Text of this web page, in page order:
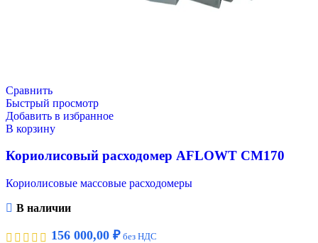
Сравнить
Быстрый просмотр
Добавить в избранное
В корзину
Кориолисовый расходомер AFLOWT CM170
Кориолисовые массовые расходомеры
В наличии
156 000,00 ₽ без НДС